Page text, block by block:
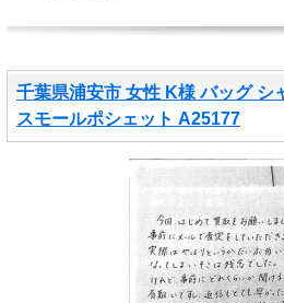
千葉県浦安市 女性 K様 バッグ シ
スモールポシェット A25177